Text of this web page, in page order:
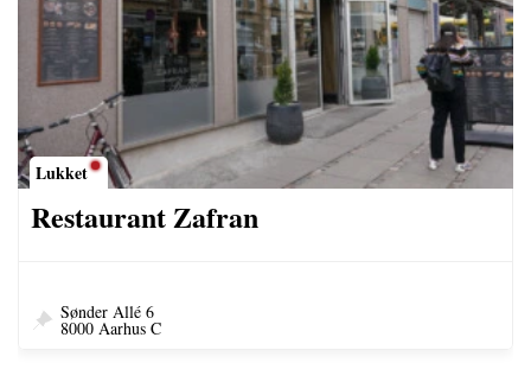
Lukket
Restaurant Zafran
Sønder Allé 6
8000 Aarhus C